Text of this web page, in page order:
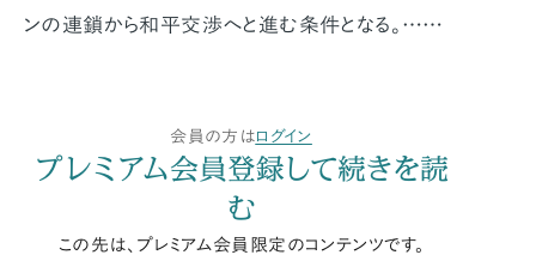
ンの連鎖から和平交渉へと進む条件となる。……
会員の方はログイン
プレミアム会員登録して続きを読
む
この先は、プレミアム会員限定のコンテンツです。